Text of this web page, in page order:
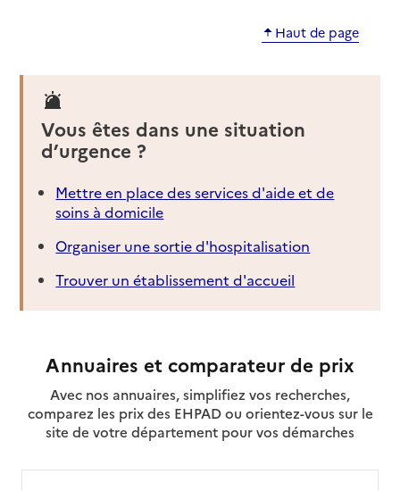
Haut de page
Vous êtes dans une situation
d’urgence ?
Mettre en place des services d'aide et de
soins à domicile
Organiser une sortie d'hospitalisation
Trouver un établissement d'accueil
Annuaires et comparateur de prix
Avec nos annuaires, simplifiez vos recherches,
comparez les prix des EHPAD ou orientez-vous sur le
site de votre département pour vos démarches